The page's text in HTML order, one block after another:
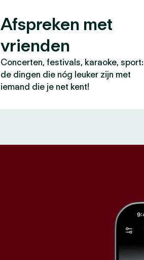
Afspreken met
vrienden
Concerten, festivals, karaoke, sport:
de dingen die nóg leuker zijn met
iemand die je net kent!